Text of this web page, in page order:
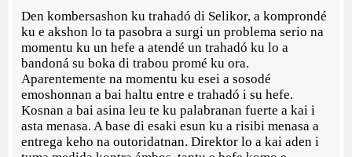
Den kombersashon ku trahadó di Selikor, a komprondé
ku e akshon lo ta pasobra a surgi un problema serio na
momentu ku un hefe a atendé un trahadó ku lo a
bandoná su boka di trabou promé ku ora.
Aparentemente na momentu ku esei a sosodé
emoshonnan a bai haltu entre e trahadó i su hefe.
Kosnan a bai asina leu te ku palabranan fuerte a kai i
asta menasa. A base di esaki esun ku a risibi menasa a
entrega keho na outoridatnan. Direktor lo a kai aden i